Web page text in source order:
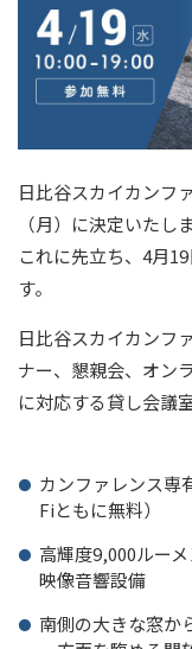
日比谷スカイカンフ
（月）に決定いたし
これに先立ち、4月
す。
日比谷スカイカンフ
ナー、懇親会、オン
に対応する貸し会議
カンファレンス専
Fiともに無料）
高輝度9,000ルー
映像音響設備
南側の大きな窓か